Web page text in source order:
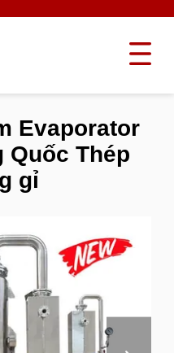
Evaporator
Quốc Thép
gỉ